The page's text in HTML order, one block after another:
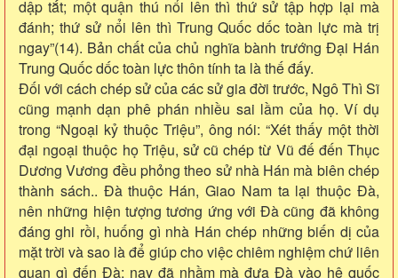
dập tắt; một quận thú nổi lên thì thứ sử tập hợp lại mà
đánh; thứ sử nổi lên thì Trung Quốc dốc toàn lực mà trị
ngay”(14). Bản chất của chủ nghĩa bành trướng Đại Hán
Trung Quốc dốc toàn lực thôn tính ta là thế đấy.
Đối với cách chép sử của các sử gia đời trước, Ngô Thì Sĩ
cũng mạnh dạn phê phán nhiều sai lầm của họ. Ví dụ
trong “Ngoại kỷ thuộc Triệu”, ông nói: “Xét thấy một thời
đại ngoại thuộc họ Triệu, sử cũ chép từ Vũ đế đến Thục
Dương Vương đều phỏng theo sử nhà Hán mà biên chép
thành sách.. Đà thuộc Hán, Giao Nam ta lại thuộc Đà,
nên những hiện tượng tương ứng với Đà cũng đã không
đáng ghi rồi, huống gì nhà Hán chép những biến dị của
mặt trời và sao là để giúp cho việc chiêm nghiệm chứ liên
quan gì đến Đà; nay đã nhầm mà đưa Đà vào hệ quốc